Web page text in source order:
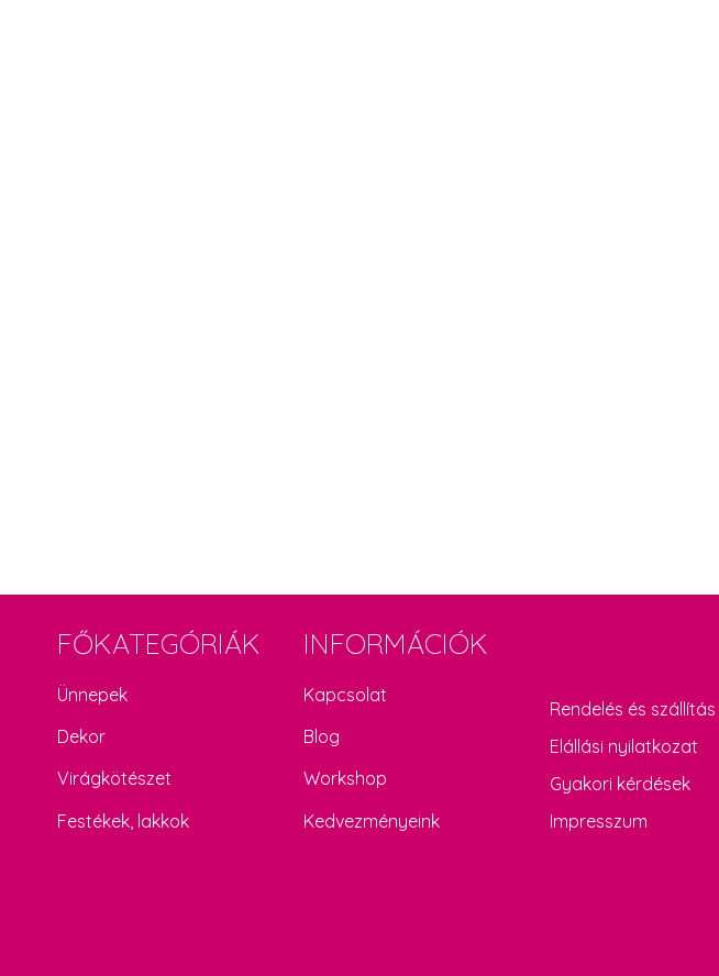
FŐKATEGÓRIÁK
Ünnepek
Dekor
Virágkötészet
Festékek, lakkok
INFORMÁCIÓK
Kapcsolat
Blog
Workshop
Kedvezményeink
Rendelés és szállítás
Elállási nyilatkozat
Gyakori kérdések
Impresszum